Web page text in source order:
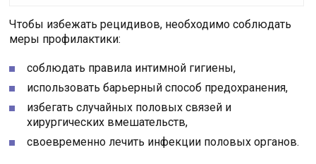
Чтобы избежать рецидивов, необходимо соблюдать
меры профилактики:
соблюдать правила интимной гигиены,
использовать барьерный способ предохранения,
избегать случайных половых связей и
хирургических вмешательств,
своевременно лечить инфекции половых органов.